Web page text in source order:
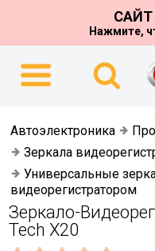
Нажмите,
Автоэлектроника
Зеркала
Универсальные
видеорегистратором
Зеркало-
Tech X20